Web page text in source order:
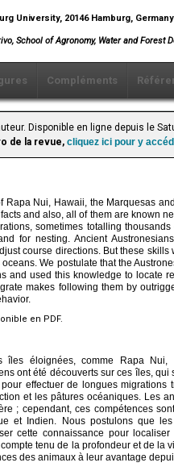
University, 20146 Hamburg, Germany
School of Agronomy, Water and Forest
Compléments
Disponible en ligne depuis le
de la revue, cliquez ici pour y
Nui, Hawaii, the Marquesas
and also, all of them are known
sometimes totalling
for nesting. Ancient
course directions. But these
We postulate that the
and used this knowledge to locate
makes following them by
en PDF.
îles éloignées, comme Rapa
ont été découverts sur ces îles,
effectuer de longues migrations
et les pâtures océaniques. Les
; cependant, ces compétences
et Indien. Nous postulons que
cette connaissance pour
tenu de la profondeur et de la
des animaux à leur avantage